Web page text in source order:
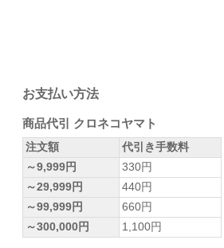
お支払い方法
商品代引 クロネコヤマト
注文額
代引き手数料
～9,999円
330円
～29,999円
440円
～99,999円
660円
～300,000円
1,100円